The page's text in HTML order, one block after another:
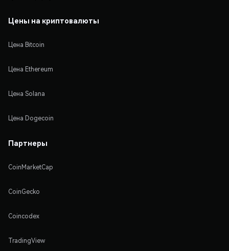
Цены на криптовалюты
Цена Bitcoin
Цена Ethereum
Цена Solana
Цена Dogecoin
Партнеры
CoinMarketCap
CoinGecko
Coincodex
TradingView